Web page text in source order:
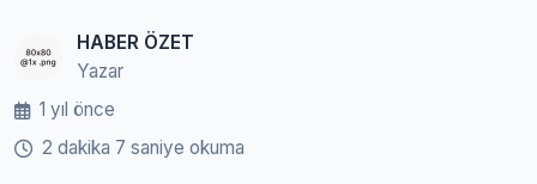
HABER ÖZET
Yazar
1 yıl önce
2 dakika 7 saniye okuma